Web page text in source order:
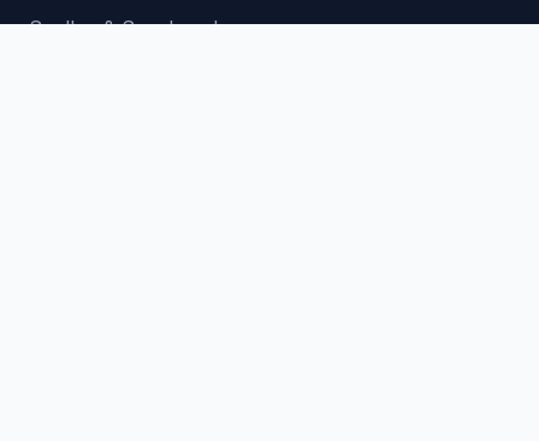
Spellen & Speelgoed